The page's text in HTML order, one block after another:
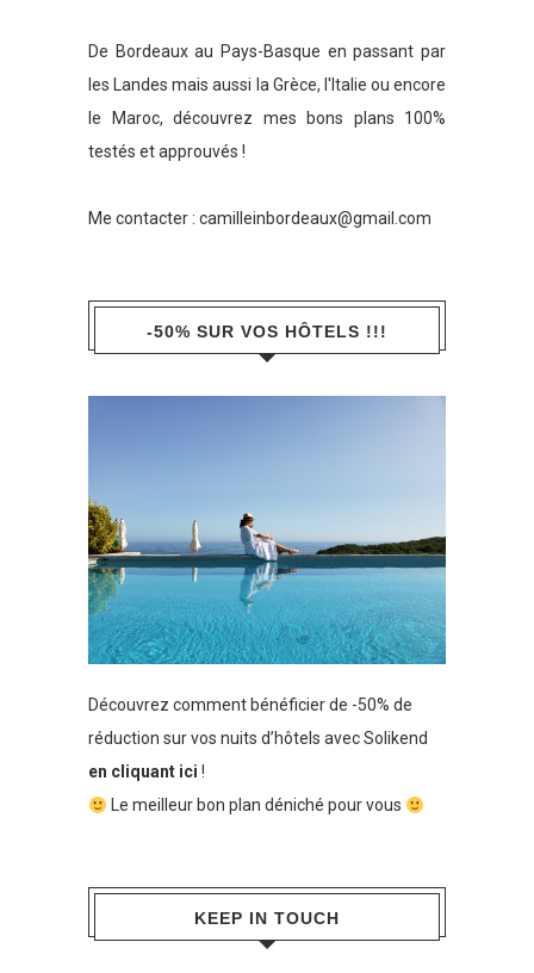
De Bordeaux au Pays-Basque en passant par
les Landes mais aussi la Grèce, l'Italie ou encore
le Maroc, découvrez mes bons plans 100%
testés et approuvés !
Me contacter : camilleinbordeaux@gmail.com
-50% SUR VOS HÔTELS !!!
Découvrez comment bénéficier de -50% de
réduction sur vos nuits d’hôtels avec Solikend
en cliquant ici !
Le meilleur bon plan déniché pour vous
KEEP IN TOUCH